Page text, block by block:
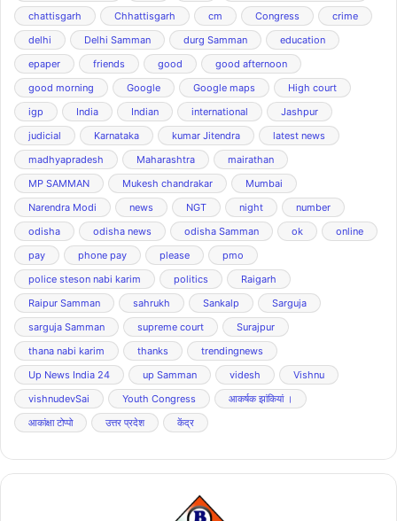
chattisgarh
Chhattisgarh cm Congress
crime
delhi
Delhi Samman durg Samman
education
epaper
friends good
good afternoon
good morning
Google Google maps
High court
igp
India Indian international
Jashpur
judicial
Karnataka kumar Jitendra
latest news
madhyapradesh
Maharashtra
mairathan
MP SAMMAN
Mukesh chandrakar
Mumbai
Narendra Modi
news NGT night
number
odisha
odisha news odisha Samman ok
online
pay
phone pay please
pmo
police steson nabi karim
politics
Raigarh
Raipur Samman
sahrukh Sankalp
Sarguja
sarguja Samman
supreme court
Surajpur
thana nabi karim
thanks
trendingnews
Up News India 24
up Samman videsh
Vishnu
vishnudevSai
Youth Congress
आकर्षक झांकियां ।
आकांक्षा टोप्पो
उत्तर प्रदेश केंद्र